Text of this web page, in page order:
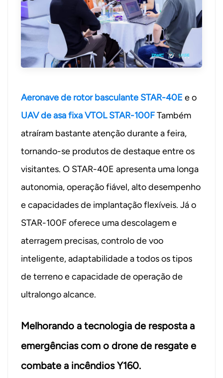
Aeronave de rotor basculante STAR-40E e o
UAV de asa fixa VTOL STAR-100FTambém
atraíram bastante atenção durante a feira,
tornando-se produtos de destaque entre os
visitantes. O STAR-40E apresenta uma longa
autonomia, operação fiável, alto desempenho
e capacidades de implantação flexíveis. Já o
STAR-100F oferece uma descolagem e
aterragem precisas, controlo de voo
inteligente, adaptabilidade a todos os tipos
de terreno e capacidade de operação de
ultralongo alcance.
Melhorando a tecnologia de resposta a
emergências com o drone de resgate e
combate a incêndios Y160.